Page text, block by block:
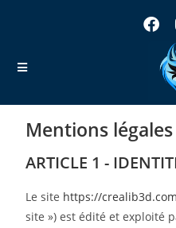
Mentions légales
ARTICLE 1 -
Le site https://
site ») est édité et exploité